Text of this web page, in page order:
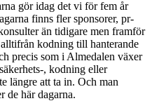
gör idag det vi för fem år
finns fler sponsorer, pr-
än tidigare men framför
kodning till hanterande
precis som i Almedalen växer
, kodning eller
längre att ta in. Och man
de här dagarna.